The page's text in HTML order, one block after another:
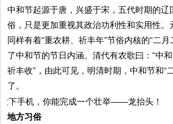
中和节起源于唐，兴盛于宋，五代时期的辽
俗，只是更加重视其政治功利性和实用性
同样有着“重农耕、祈丰年”节俗内核的“二
了中和节的节日内涵。清代有农歌曰：“中
祈丰收”，由此可见，明清时期，中和节和“
了。
地方习俗